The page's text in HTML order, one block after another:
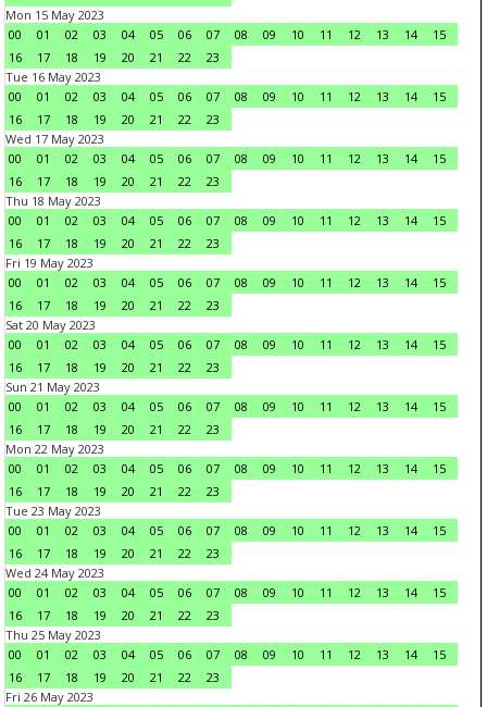
Mon 15 May 2023
00
01 02 03 04 05 06 07 08 09 10 11 12 13 14
15
16
17 18 19 20 21 22
23
Tue 16 May 2023
00
01 02 03 04 05 06 07 08 09 10 11 12 13 14
15
16
17 18 19 20 21 22
23
Wed 17 May 2023
00
01 02 03 04 05 06 07 08 09 10 11 12 13 14
15
16
17 18 19 20 21 22
23
Thu 18 May 2023
00
01 02 03 04 05 06 07 08 09 10 11 12 13 14
15
16
17 18 19 20 21 22
23
Fri 19 May 2023
00
01 02 03 04 05 06 07 08 09 10 11 12 13 14
15
16
17 18 19 20 21 22
23
Sat 20 May 2023
00
01 02 03 04 05 06 07 08 09 10 11 12 13 14
15
16
17 18 19 20 21 22
23
Sun 21 May 2023
00
01 02 03 04 05 06 07 08 09 10 11 12 13 14
15
16
17 18 19 20 21 22
23
Mon 22 May 2023
00
01 02 03 04 05 06 07 08 09 10 11 12 13 14
15
16
17 18 19 20 21 22
23
Tue 23 May 2023
00
01 02 03 04 05 06 07 08 09 10 11 12 13 14
15
16
17 18 19 20 21 22
23
Wed 24 May 2023
00
01 02 03 04 05 06 07 08 09 10 11 12 13 14
15
16
17 18 19 20 21 22
23
Thu 25 May 2023
00
01 02 03 04 05 06 07 08 09 10 11 12 13 14
15
16
17 18 19 20 21 22
23
Fri 26 May 2023